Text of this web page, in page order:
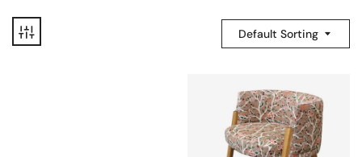
Default Sorting